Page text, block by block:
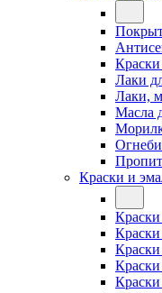
Краски
Лаки
Лаки,
Масла
Краски и
Краски